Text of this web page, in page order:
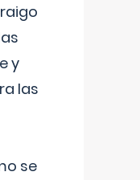
y
las
se